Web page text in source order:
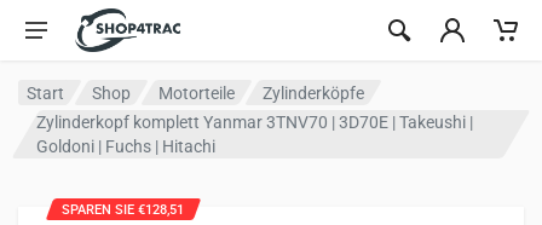
Zum Inhalt springen
Start Shop Motorteile
Zylinderköpfe
Zylinderkopf komplett Yanmar 3TNV70 | 3D70E | Takeushi |
Goldoni | Fuchs | Hitachi
SPAREN SIE €128,51